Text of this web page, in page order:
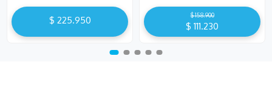
$ 225.950 $158.900
$ 111.230